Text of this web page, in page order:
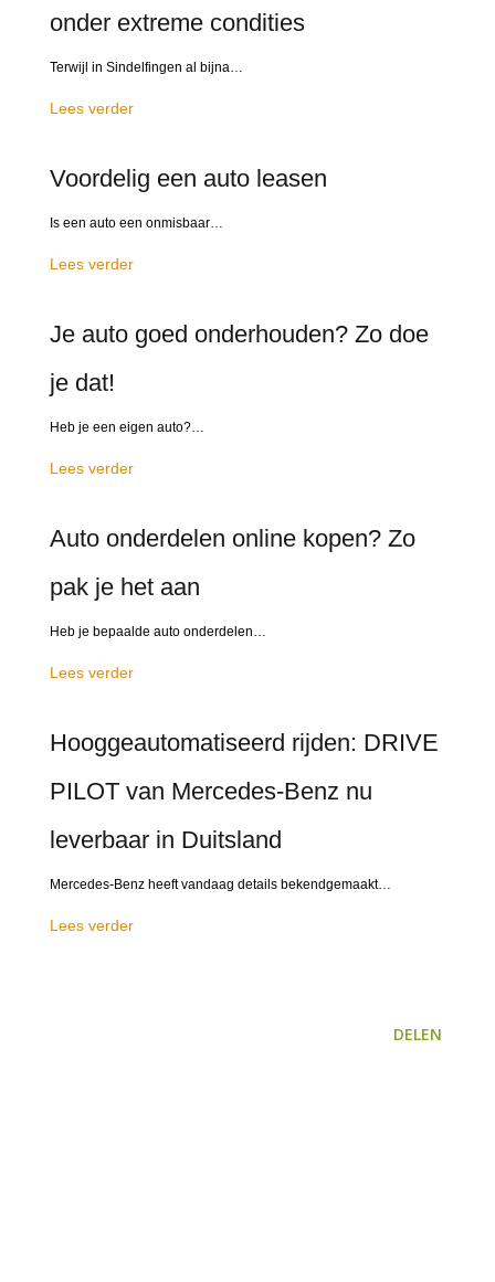
onder extreme condities
Terwijl in Sindelfingen al bijna…
Lees verder
Voordelig een auto leasen
Is een auto een onmisbaar…
Lees verder
Je auto goed onderhouden? Zo doe
je dat!
Heb je een eigen auto?…
Lees verder
Auto onderdelen online kopen? Zo
pak je het aan
Heb je bepaalde auto onderdelen…
Lees verder
Hooggeautomatiseerd rijden: DRIVE
PILOT van Mercedes-Benz nu
leverbaar in Duitsland
Mercedes-Benz heeft vandaag details bekendgemaakt…
Lees verder
DELEN